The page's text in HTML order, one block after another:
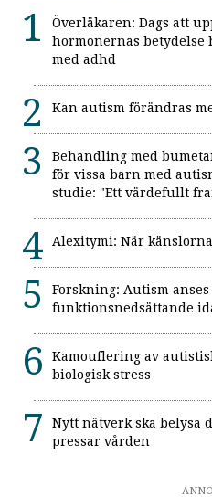
Överläkaren: Dags att
hormonernas
med adhd
Kan autism förändras
Behandling med
för vissa barn med
studie: "Ett värdefullt
Alexitymi: När
Forskning: Autism
funktionsnedsättande
Kamouflering av
biologisk stress
Nytt nätverk ska belysa
pressar vården